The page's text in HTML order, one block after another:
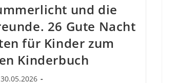
und die
26 Gute Nacht
für Kinder zum
Kinderbuch
30.05.2026